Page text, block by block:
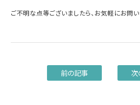
ご不明な点等ございましたら、お気軽にお問い
前の記事 次